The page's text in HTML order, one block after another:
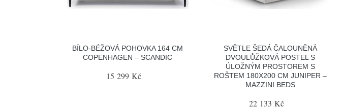
BÍLO-BÉŽOVÁ POHOVKA 164 CM
COPENHAGEN – SCANDIC
15 299 Kč
SVĚTLE ŠEDÁ ČALOUNĚNÁ
DVOULŮŽKOVÁ POSTEL S
ÚLOŽNÝM PROSTOREM S
ROŠTEM 180X200 CM JUNIPER –
MAZZINI BEDS
22 133 Kč